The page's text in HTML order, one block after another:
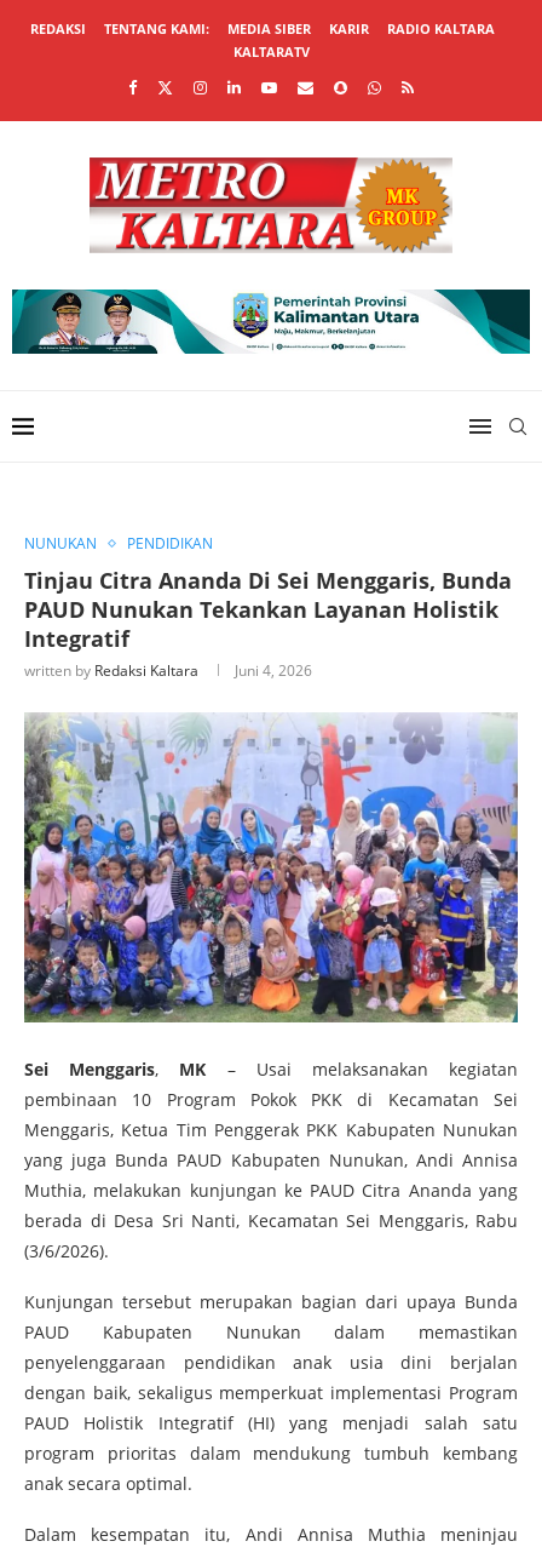
REDAKSI TENTANG KAMI: MEDIA SIBER KARIR
RADIO KALTARA
KALTARATV
NUNUKAN PENDIDIKAN
Tinjau Citra Ananda Di Sei Menggaris, Bunda
PAUD Nunukan Tekankan Layanan Holistik
Integratif
written by Redaksi Kaltara Juni 4, 2026
Sei Menggaris, MK – Usai melaksanakan kegiatan
pembinaan 10 Program Pokok PKK di Kecamatan Sei
Menggaris, Ketua Tim Penggerak PKK Kabupaten Nunukan
yang juga Bunda PAUD Kabupaten Nunukan, Andi Annisa
Muthia, melakukan kunjungan ke PAUD Citra Ananda yang
berada di Desa Sri Nanti, Kecamatan Sei Menggaris, Rabu
(3/6/2026).
Kunjungan tersebut merupakan bagian dari upaya Bunda
PAUD Kabupaten Nunukan dalam memastikan
penyelenggaraan pendidikan anak usia dini berjalan
dengan baik, sekaligus memperkuat implementasi Program
PAUD Holistik Integratif (HI) yang menjadi salah satu
program prioritas dalam mendukung tumbuh kembang
anak secara optimal.
Dalam kesempatan itu, Andi Annisa Muthia meninjau